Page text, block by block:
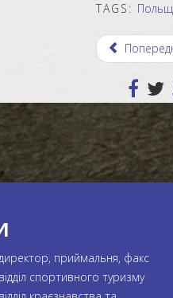
TAGS:
приймальня, факс
спортивного туризму